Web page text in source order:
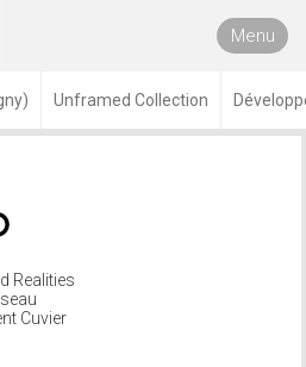
Menu
Unframed Collection
Realities
Cuvier